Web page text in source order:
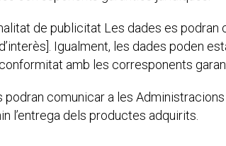
de publicitat Les dades es
Igualment, les dades poden
amb les corresponents
comunicar a les
l’entrega dels productes adquirits.